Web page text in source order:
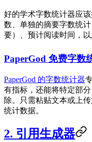
好的学术字数统计器应
数、单独的摘要字数统
要）、预计阅读时间，
PaperGod 免费字数
PaperGod 的字数统计器
有指标，还能将特定部
除。只需粘贴文本或上
统计数据。
2. 引用生成器